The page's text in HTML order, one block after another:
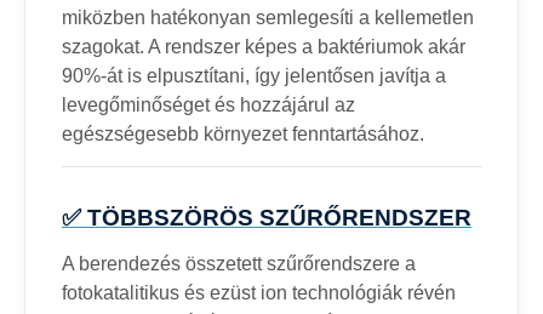
miközben hatékonyan semlegesíti a kellemetlen
szagokat. A rendszer képes a baktériumok akár
90%-át is elpusztítani, így jelentősen javítja a
levegőminőséget és hozzájárul az
egészségesebb környezet fenntartásához.
✅ TÖBBSZÖRÖS SZŰRŐRENDSZER
A berendezés összetett szűrőrendszere a
fotokatalitikus és ezüst ion technológiák révén